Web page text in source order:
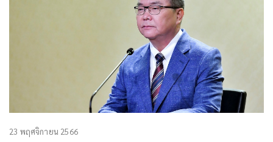
23 พฤศจิกายน 2566